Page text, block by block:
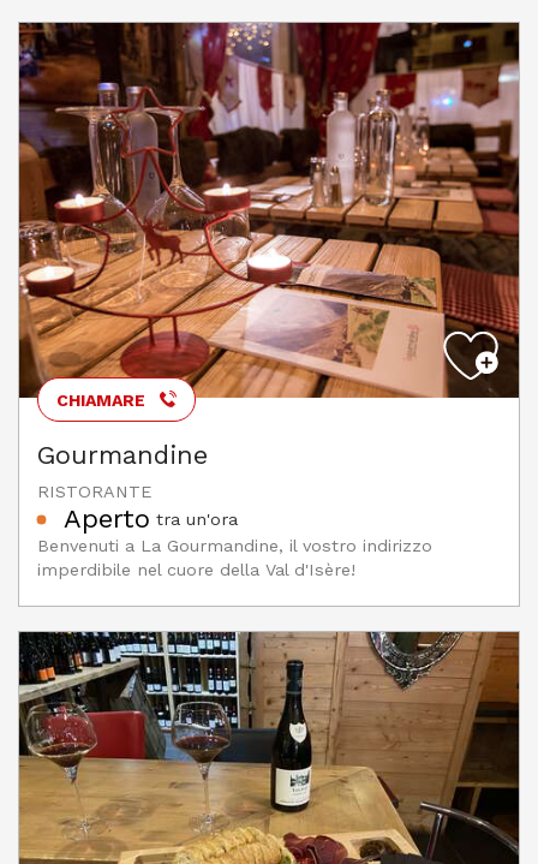
CHIAMARE
Gourmandine
RISTORANTE
Aperto tra un'ora
Benvenuti a La Gourmandine, il vostro indirizzo
imperdibile nel cuore della Val d'Isère!